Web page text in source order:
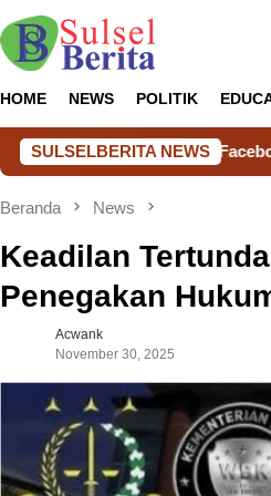
HOME NEWS POLITIK
SULSELBERITA NEWS
Akun Facebook Sebarkan Isu
Beranda News
Keadilan
Penegakan
Acwank
November 30, 2025